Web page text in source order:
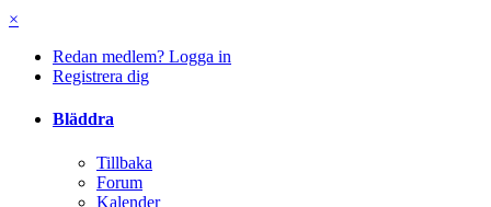
×
Redan medlem? Logga in
Registrera dig
Bläddra
Tillbaka
Forum
Kalender